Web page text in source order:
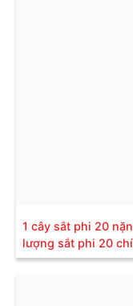
1 cây sắt phi 20
lượng sắt phi 20